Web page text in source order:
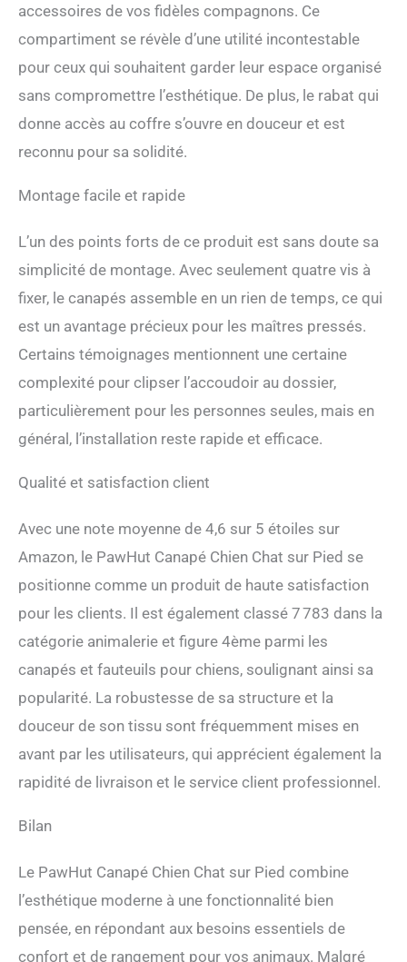
stabilité du canapé et utiles
pour éviter l'humidité.
accessoires de vos fidèles compagnons. Ce
compartiment se révèle d’une utilité incontestable
pour ceux qui souhaitent garder leur espace organisé
sans compromettre l’esthétique. De plus, le rabat qui
donne accès au coffre s’ouvre en douceur et est
reconnu pour sa solidité.
Montage facile et rapide
L’un des points forts de ce produit est sans doute sa
simplicité de montage. Avec seulement quatre vis à
fixer, le canapés assemble en un rien de temps, ce qui
est un avantage précieux pour les maîtres pressés.
Certains témoignages mentionnent une certaine
complexité pour clipser l’accoudoir au dossier,
particulièrement pour les personnes seules, mais en
général, l’installation reste rapide et efficace.
Qualité et satisfaction client
Avec une note moyenne de 4,6 sur 5 étoiles sur
Amazon, le PawHut Canapé Chien Chat sur Pied se
positionne comme un produit de haute satisfaction
pour les clients. Il est également classé 7 783 dans la
catégorie animalerie et figure 4ème parmi les
canapés et fauteuils pour chiens, soulignant ainsi sa
popularité. La robustesse de sa structure et la
douceur de son tissu sont fréquemment mises en
avant par les utilisateurs, qui apprécient également la
rapidité de livraison et le service client professionnel.
Bilan
Le PawHut Canapé Chien Chat sur Pied combine
l’esthétique moderne à une fonctionnalité bien
pensée, en répondant aux besoins essentiels de
confort et de rangement pour vos animaux. Malgré